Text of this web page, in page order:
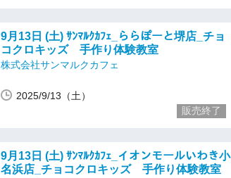
9月13日 (土) ｻﾝﾏﾙｸｶﾌｪ_ららぽーと堺店_チョ
コクロキッズ 手作り体験教室
株式会社サンマルクカフェ
2025/9/13（土）
販売終了
9月13日 (土) ｻﾝﾏﾙｸｶﾌｪ_イオンモールいわき小
名浜店_チョコクロキッズ 手作り体験教室